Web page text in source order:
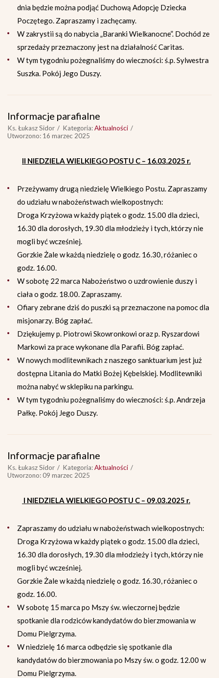
dnia będzie można podjąć Duchową Adopcję Dziecka
Poczętego. Zapraszamy i zachęcamy.
W zakrystii są do nabycia „Baranki Wielkanocne”. Dochód ze
sprzedaży przeznaczony jest na działalność Caritas.
W tym tygodniu pożegnaliśmy do wieczności: ś.p. Sylwestra
Suszka. Pokój Jego Duszy.
Informacje parafialne
Ks. Łukasz Sidor Kategoria:Aktualności
Utworzono: 16 marzec 2025
II NIEDZIELA WIELKIEGO POSTU C – 16.03.2025 r.
Przeżywamy drugą niedzielę Wielkiego Postu. Zapraszamy
do udziału w nabożeństwach wielkopostnych:
Droga Krzyżowa w każdy piątek o godz. 15.00 dla dzieci,
16.30 dla dorosłych, 19.30 dla młodzieży i tych, którzy nie
mogli być wcześniej.
Gorzkie Żale w każdą niedzielę o godz. 16.30, różaniec o
godz. 16.00.
W sobotę 22 marca Nabożeństwo o uzdrowienie duszy i
ciała o godz. 18.00. Zapraszamy.
Ofiary zebrane dziś do puszki są przeznaczone na pomoc dla
misjonarzy. Bóg zapłać.
Dziękujemy p. Piotrowi Skowronkowi oraz p. Ryszardowi
Markowi za prace wykonane dla Parafii. Bóg zapłać.
W nowych modlitewnikach z naszego sanktuarium jest już
dostępna Litania do Matki Bożej Kębelskiej. Modlitewniki
można nabyć w sklepiku na parkingu.
W tym tygodniu pożegnaliśmy do wieczności: ś.p. Andrzeja
Pałkę. Pokój Jego Duszy.
Informacje parafialne
Ks. Łukasz Sidor Kategoria:Aktualności
Utworzono: 09 marzec 2025
I NIEDZIELA WIELKIEGO POSTU C – 09.03.2025 r.
Zapraszamy do udziału w nabożeństwach wielkopostnych:
Droga Krzyżowa w każdy piątek o godz. 15.00 dla dzieci,
16.30 dla dorosłych, 19.30 dla młodzieży i tych, którzy nie
mogli być wcześniej.
Gorzkie Żale w każdą niedzielę o godz. 16.30, różaniec o
godz. 16.00.
W sobotę 15 marca po Mszy św. wieczornej będzie
spotkanie dla rodziców kandydatów do bierzmowania w
Domu Pielgrzyma.
W niedzielę 16 marca odbędzie się spotkanie dla
kandydatów do bierzmowania po Mszy św. o godz. 12.00 w
Domu Pielgrzyma.